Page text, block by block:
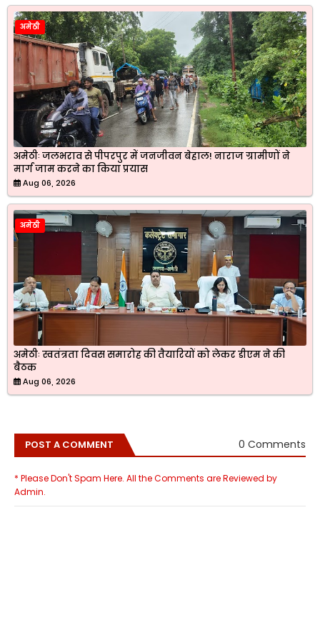
अमेठी
अमेठीः जलभराव से पीपरपुर में जनजीवन बेहाल! नाराज ग्रामीणों ने
मार्ग जाम करने का किया प्रयास
Aug 06, 2026
अमेठी
अमेठीः स्वतंत्रता दिवस समारोह की तैयारियों को लेकर डीएम ने की
बैठक
Aug 06, 2026
POST A COMMENT 0 Comments
* Please Don't Spam Here. All the Comments are Reviewed by
Admin.